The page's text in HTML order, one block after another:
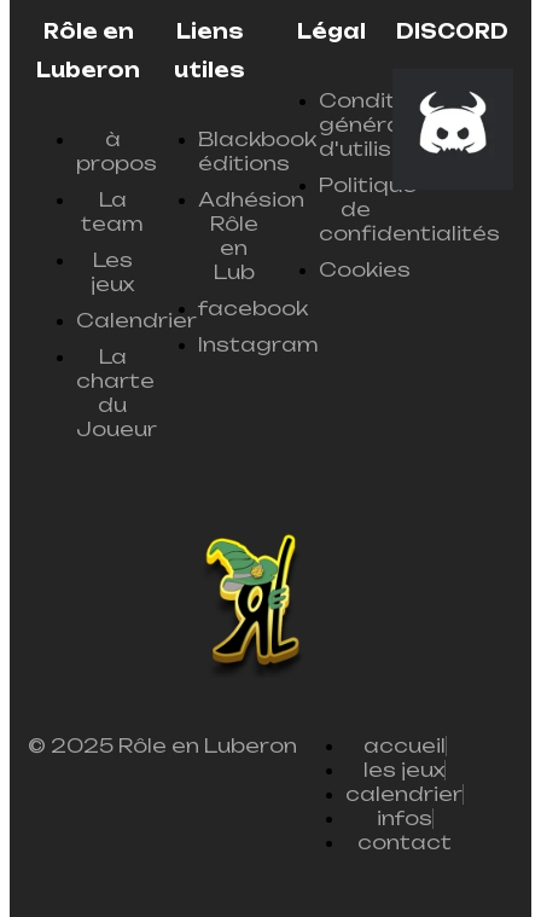
Rôle en
Luberon
à
propos
La
team
Les
jeux
Calendrier
La
charte
du
Joueur
Liens
utiles
Blackbook
éditions
Adhésion
Rôle
en
Lub
facebook
Instagram
Légal
Conditions
générales
d'utilisation
Politique
de
confidentialités
Cookies
DISCORD
© 2025 Rôle en Luberon
accueil
les jeux
calendrier
infos
contact